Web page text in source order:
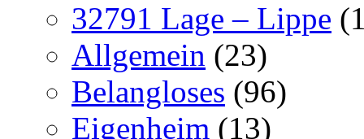
32791 Lage – Lippe
Allgemein (23)
Belangloses (96)
Eigenheim (13)